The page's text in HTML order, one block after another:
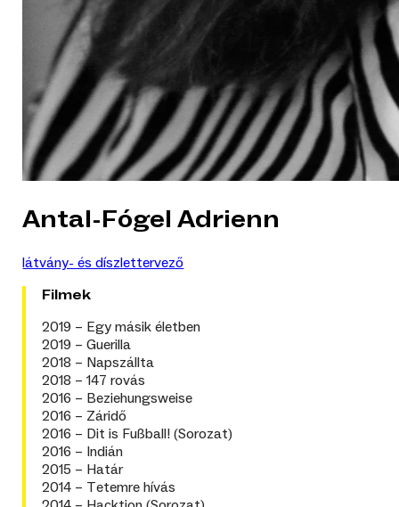
Antal-Fógel Adrienn
látvány- és díszlettervező
Filmek
2019 – Egy másik életben
2019 – Guerilla
2018 – Napszállta
2018 – 147 rovás
2016 – Beziehungsweise
2016 – Záridő
2016 – Dit is Fußball! (Sorozat)
2016 – Indián
2015 – Határ
2014 – Tetemre hívás